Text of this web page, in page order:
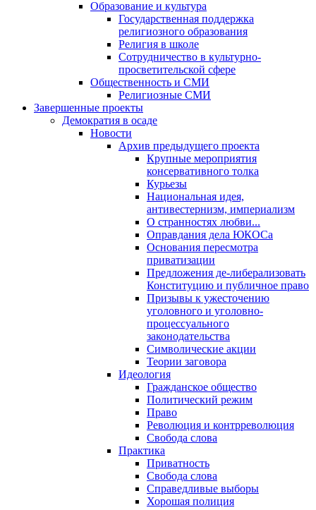
Образование и культура
Государственная поддержка
религиозного образования
Религия в школе
Сотрудничество в культурно-
просветительской сфере
Общественность и СМИ
Религиозные СМИ
Завершенные проекты
Демократия в осаде
Новости
Архив предыдущего проекта
Крупные мероприятия
консервативного толка
Курьезы
Национальная идея,
антивестернизм, империализм
О странностях любви...
Оправдания дела ЮКОСа
Основания пересмотра
приватизации
Предложения де-либерализовать
Конституцию и публичное право
Призывы к ужесточению
уголовного и уголовно-
процессуального
законодательства
Символические акции
Теории заговора
Идеология
Гражданское общество
Политический режим
Право
Революция и контрреволюция
Свобода слова
Практика
Приватность
Свобода слова
Справедливые выборы
Хорошая полиция